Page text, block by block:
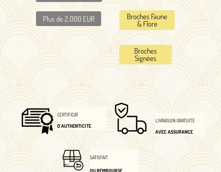
CERTIFICAT
D'AUTHENTICITE
LIVRAISON GRATUITE
AVEC ASSURANCE
SATISFAIT
OU REMBOURSE
Broches
Signées
Broches Faune
& Flore
Plus de 2.000 EUR